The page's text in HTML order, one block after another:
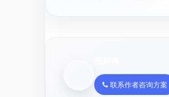
联系作者咨询方案